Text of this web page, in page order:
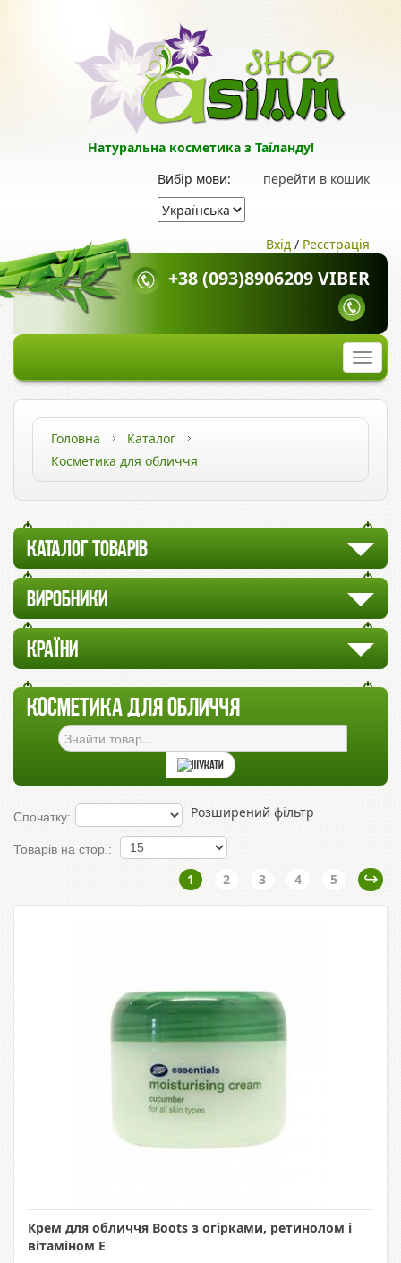
Натуральна косметика з Таїланду!
перейти в кошик
Вибір мови:
Вхід / Реєстрація
+38 (093)8906209 VIBER
Головна
Каталог
Косметика для обличчя
КАТАЛОГ ТОВАРІВ
ВИРОБНИКИ
КРАЇНИ
КОСМЕТИКА ДЛЯ ОБЛИЧЧЯ
Спочатку: Розширений фільтр
Товарів на стор.:
1 2 3 4 5
Крем для обличчя Boots з огірками, ретинолом і
вітаміном Е